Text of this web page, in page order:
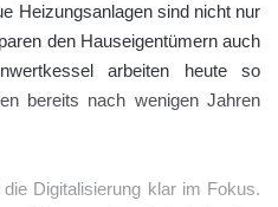
Heizungsanlagen sind nicht nur
den Hauseigentümern auch
arbeiten heute so
bereits nach wenigen Jahren
Digitalisierung klar im Fokus.